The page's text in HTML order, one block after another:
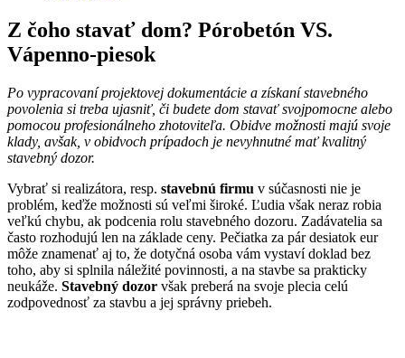
Z čoho stavať dom? Pórobetón VS.
Vápenno-piesok
Po vypracovaní projektovej dokumentácie a získaní stavebného
povolenia si treba ujasniť, či budete dom stavať svojpomocne alebo
pomocou profesionálneho zhotoviteľa. Obidve možnosti majú svoje
klady, avšak, v obidvoch prípadoch je nevyhnutné mať kvalitný
stavebný dozor.
Vybrať si realizátora, resp. stavebnú firmu v súčasnosti nie je
problém, keďže možnosti sú veľmi široké. Ľudia však neraz robia
veľkú chybu, ak podcenia rolu stavebného dozoru. Zadávatelia sa
často rozhodujú len na základe ceny. Pečiatka za pár desiatok eur
môže znamenať aj to, že dotyčná osoba vám vystaví doklad bez
toho, aby si splnila náležité povinnosti, a na stavbe sa prakticky
neukáže. Stavebný dozor však preberá na svoje plecia celú
zodpovednosť za stavbu a jej správny priebeh.